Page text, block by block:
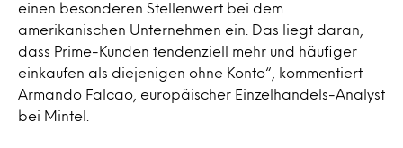
einen besonderen Stellenwert bei dem
amerikanischen Unternehmen ein. Das liegt daran,
dass Prime-Kunden tendenziell mehr und häufiger
einkaufen als diejenigen ohne Konto“, kommentiert
Armando Falcao, europäischer Einzelhandels-Analyst
bei Mintel.